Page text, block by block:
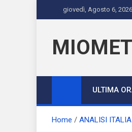
to
giovedì, Agosto 6, 2026
ULTIMA
Home ANALISI ITALIA